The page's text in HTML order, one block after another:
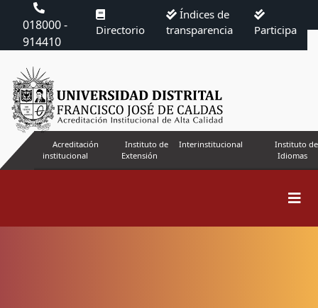
018000 -
914410
Directorio
Índices de
transparencia
Participa
Acreditación
institucional
Instituto de
Extensión
Interinstitucional
Instituto de
Idiomas